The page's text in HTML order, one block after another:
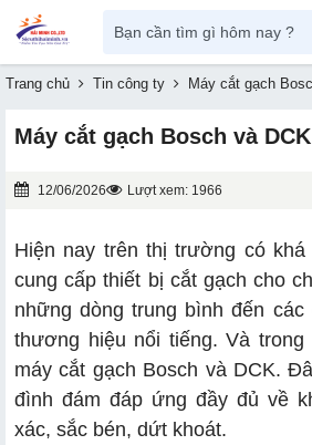
Trang chủ Tin công ty Máy cắt gạch
Máy cắt gạch Bosch và
12/06/2026 Lượt xem: 1966
Hiện nay trên thị trường có
cung cấp thiết bị cắt gạch cho
những dòng trung bình đến
thương hiệu nổi tiếng. Và
máy cắt gạch Bosch và DCK.
đình đám đáp ứng đầy đủ về
xác, sắc bén, dứt khoát.